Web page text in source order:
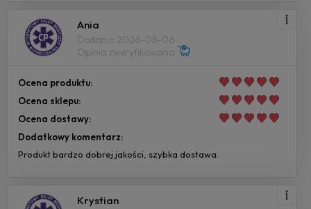
Ania
Dodano: 2026-08-06
Opinia zweryfikowana
Ocena produktu:
Ocena sklepu:
Ocena dostawy:
Dodatkowy komentarz:
Produkt bardzo dobrej jakości, szybka dostawa.
Krystian